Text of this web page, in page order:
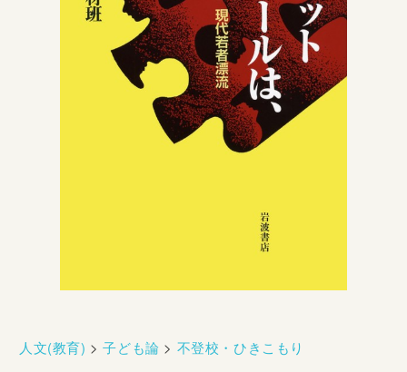
人文(教育) >子ども論 > 不登校・ひきこもり